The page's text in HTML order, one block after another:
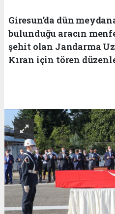
Giresun'da dün
bulunduğu aracın
şehit olan Jandarma
Kıran için tören